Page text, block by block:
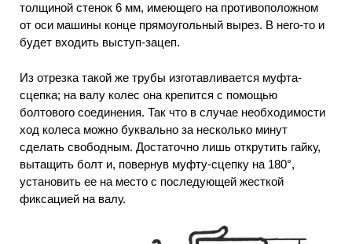
толщиной стенок 6 мм, имеющего на противоположном
от оси машины конце прямоугольный вырез. В него-то и
будет входить выступ-зацеп.
Из отрезка такой же трубы изготавливается муфта-
сцепка; на валу колес она крепится с помощью
болтового соединения. Так что в случае необходимости
ход колеса можно буквально за несколько минут
сделать свободным. Достаточно лишь открутить гайку,
вытащить болт и, повернув муфту-сцепку на 180°,
установить ее на место с последующей жесткой
фиксацией на валу.